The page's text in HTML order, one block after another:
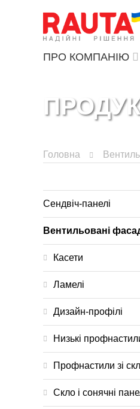
ПРО КОМПАНІЮ
Головна
Сендвіч-панелі
Вентильовані
Касети
Ламелі
Дизайн-профілі
Низькі
Профнастили зі
Скло і сонячні